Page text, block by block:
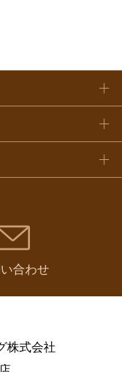
合わせ
株式会社